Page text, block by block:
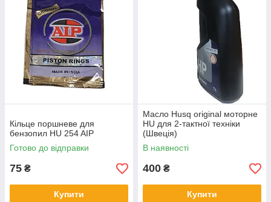
Кільце поршневе для
бензопил HU 254 AIP
Готово до відправки
75 ₴
Купити
Масло Husq original моторне
HU для 2-тактної техніки
(Швеція)
В наявності
400 ₴
Купити